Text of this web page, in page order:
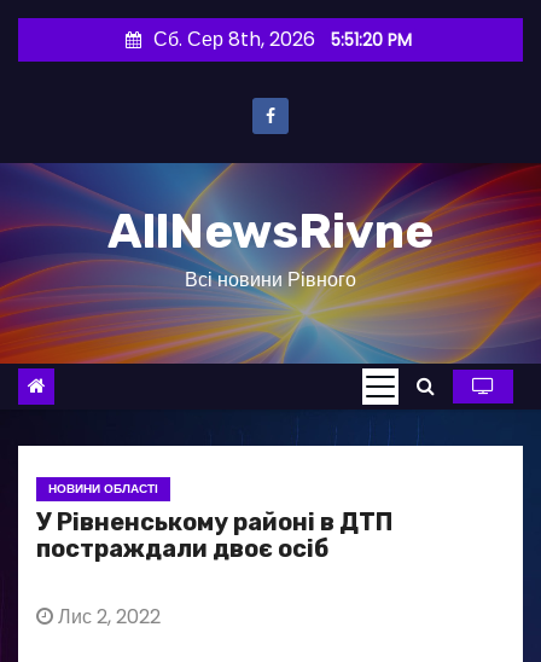
и
о
в
Сб. Сер 8th, 2026 5:51:21 PM
AllNewsRivne
Всі новини Рівного
НОВИНИ ОБЛАСТІ
У Рівненському районі в ДТП
постраждали двоє осіб
Лис 2, 2022